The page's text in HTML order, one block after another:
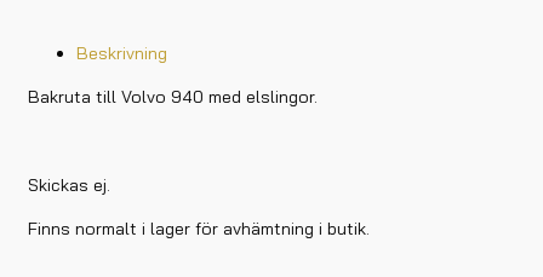
Beskrivning
Bakruta till Volvo 940 med elslingor.
Skickas ej.
Finns normalt i lager för avhämtning i butik.